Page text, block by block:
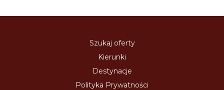
Szukaj oferty
Kierunki
Destynacje
Polityka Prywatności